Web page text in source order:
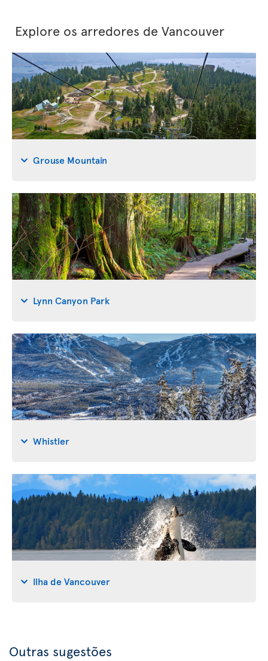
Explore os arredores de Vancouver
Grouse Mountain
Lynn Canyon Park
Whistler
Ilha de Vancouver
Outras sugestões